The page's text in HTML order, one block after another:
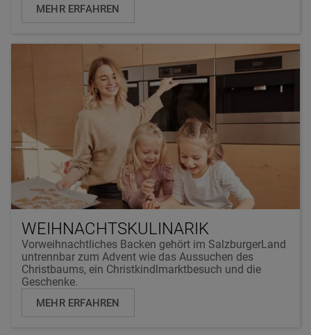
MEHR ERFAHREN
WEIHNACHTSKULINARIK
Vorweihnachtliches Backen gehört im SalzburgerLand
untrennbar zum Advent wie das Aussuchen des
Christbaums, ein Christkindlmarktbesuch und die
Geschenke.
MEHR ERFAHREN